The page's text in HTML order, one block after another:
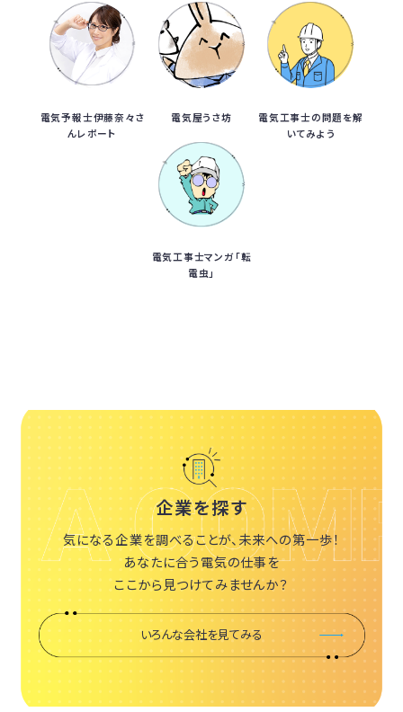
電気予報士伊藤奈々さ
んレポート
電気屋うさ坊
電気工事士の問題を解
いてみよう
電気工事士マンガ「転
電虫」
企業を探す
気になる企業を調べることが、未来への第一歩！
あなたに合う電気の仕事を
ここから見つけてみませんか？
いろんな会社を見てみる